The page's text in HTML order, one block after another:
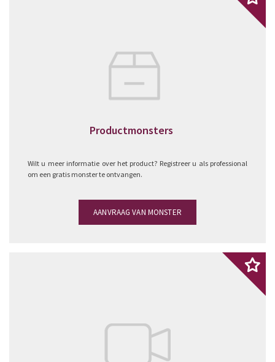
Productmonsters
Wilt u meer informatie over het product? Registreer u als professional
om een gratis monster te ontvangen.
AANVRAAG VAN MONSTER